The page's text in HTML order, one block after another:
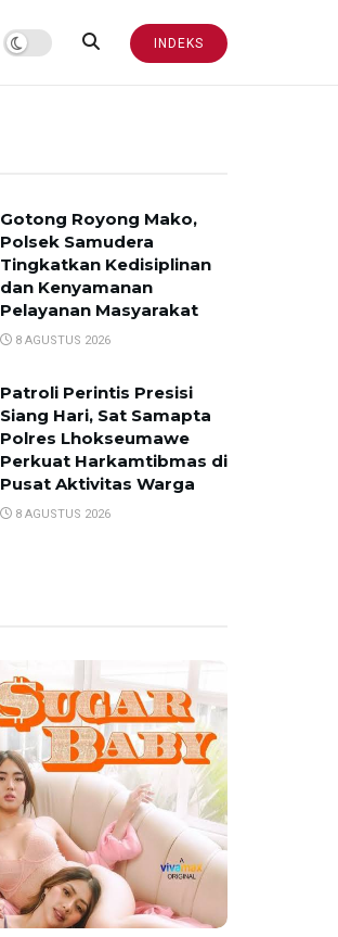
INDEKS
Gotong Royong Mako,
Polsek Samudera
Tingkatkan Kedisiplinan
dan Kenyamanan
Pelayanan Masyarakat
8 AGUSTUS 2026
Patroli Perintis Presisi
Siang Hari, Sat Samapta
Polres Lhokseumawe
Perkuat Harkamtibmas di
Pusat Aktivitas Warga
8 AGUSTUS 2026